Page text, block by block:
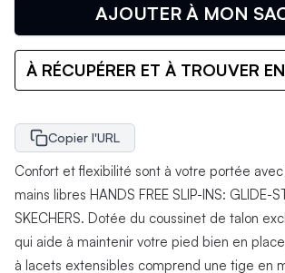
AJOUTER À MON
À RÉCUPÉRER ET À TROUVER
Copier l'URL
Confort et flexibilité sont à votre portée
mains libres HANDS FREE SLIP-INS: GLIDE-
SKECHERS. Dotée du coussinet de talon
qui aide à maintenir votre pied bien en
à lacets extensibles comprend une tige en